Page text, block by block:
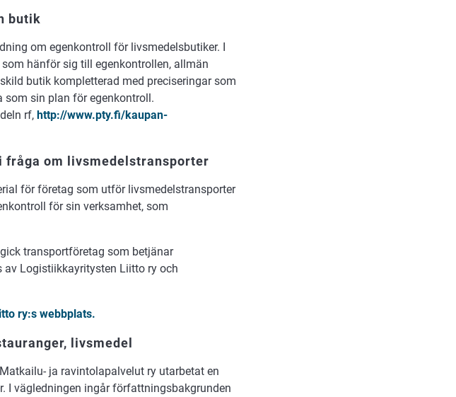
butik
om egenkontroll för livsmedelsbutiker. I
hänför sig till egenkontrollen, allmän
butik kompletterad med preciseringar som
som sin plan för egenkontroll.
rf, http://www.pty.fi/kaupan-
om livsmedelstransporter
för företag som utför livsmedelstransporter
för sin verksamhet, som
transportföretag som betjänar
av Logistiikkayritysten Liitto ry och
ry:s webbplats.
livsmedel
ja ravintolapalvelut ry utarbetat en
I vägledningen ingår författningsbakgrunden